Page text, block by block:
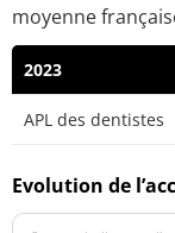
moyenne
2023
APL des dentistes
Evolution de